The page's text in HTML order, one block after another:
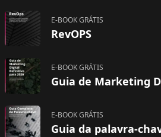
E-BOOK GRÁTIS
RevOPS
E-BOOK GRÁTIS
Guia de Marketing
E-BOOK GRÁTIS
Guia da palavra-